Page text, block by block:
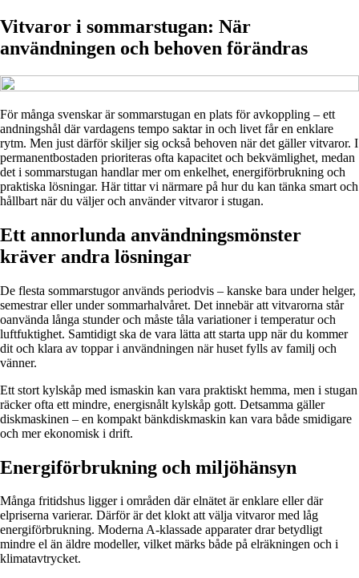
Vitvaror i sommarstugan: När
användningen och behoven förändras
För många svenskar är sommarstugan en plats för avkoppling – ett
andningshål där vardagens tempo saktar in och livet får en enklare
rytm. Men just därför skiljer sig också behoven när det gäller vitvaror. I
permanentbostaden prioriteras ofta kapacitet och bekvämlighet, medan
det i sommarstugan handlar mer om enkelhet, energiförbrukning och
praktiska lösningar. Här tittar vi närmare på hur du kan tänka smart och
hållbart när du väljer och använder vitvaror i stugan.
Ett annorlunda användningsmönster
kräver andra lösningar
De flesta sommarstugor används periodvis – kanske bara under helger,
semestrar eller under sommarhalvåret. Det innebär att vitvarorna står
oanvända långa stunder och måste tåla variationer i temperatur och
luftfuktighet. Samtidigt ska de vara lätta att starta upp när du kommer
dit och klara av toppar i användningen när huset fylls av familj och
vänner.
Ett stort kylskåp med ismaskin kan vara praktiskt hemma, men i stugan
räcker ofta ett mindre, energisnålt kylskåp gott. Detsamma gäller
diskmaskinen – en kompakt bänkdiskmaskin kan vara både smidigare
och mer ekonomisk i drift.
Energiförbrukning och miljöhänsyn
Många fritidshus ligger i områden där elnätet är enklare eller där
elpriserna varierar. Därför är det klokt att välja vitvaror med låg
energiförbrukning. Moderna A-klassade apparater drar betydligt
mindre el än äldre modeller, vilket märks både på elräkningen och i
klimatavtrycket.